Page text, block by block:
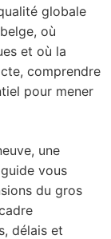
globale
où
et où la
comprendre
pour mener
une
vous
du gros
délais et